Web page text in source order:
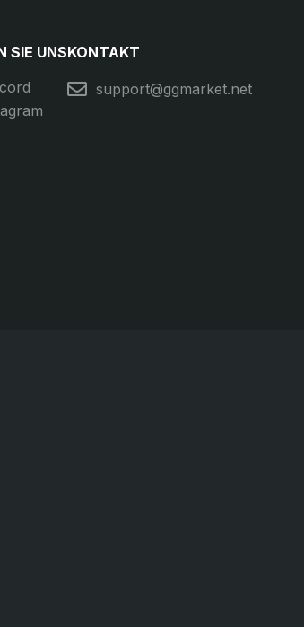
SIE UNSKONTAKT
support@ggmarket.net